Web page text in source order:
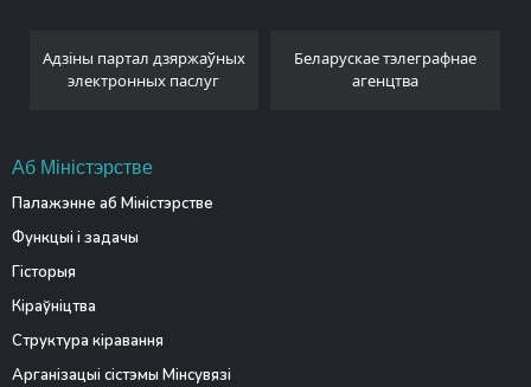
Адзіны партал дзяржаўных
электронных паслуг
Беларускае тэлеграфнае
агенцтва
Аб Міністэрстве
Палажэнне аб Міністэрстве
Функцыі і задачы
Гісторыя
Кіраўніцтва
Структура кіравання
Арганізацыі сістэмы Мінсувязі